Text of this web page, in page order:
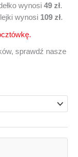
wynosi 49 zł.
wynosi 109 zł.
sprawdź nasze